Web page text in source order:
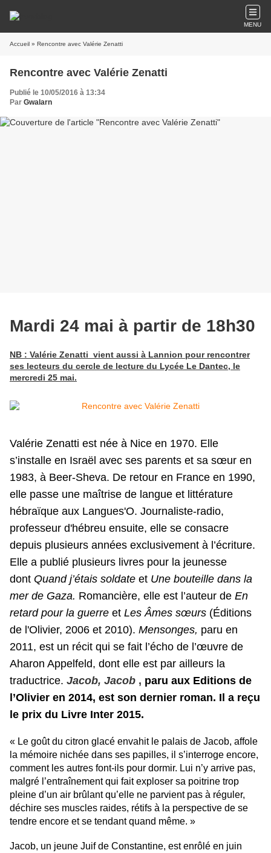
MENU
Accueil » Rencontre avec Valérie Zenatti
Rencontre avec Valérie Zenatti
Publié le 10/05/2016 à 13:34
Par Gwalarn
Mardi 24 mai à partir de 18h30
NB : Valérie Zenatti vient aussi à Lannion pour rencontrer
ses lecteurs du cercle de lecture du Lycée Le Dantec, le
mercredi 25 mai.
Valérie Zenatti est née à Nice en 1970. Elle
s’installe en Israël avec ses parents et sa sœur en
1983, à Beer-Sheva. De retour en France en 1990,
elle passe une maîtrise de langue et littérature
hébraïque aux Langues'O. Journaliste-radio,
professeur d'hébreu ensuite, elle se consacre
depuis plusieurs années exclusivement à l’écriture.
Elle a publié plusieurs livres pour la jeunesse
dont Quand j’étais soldate et Une bouteille dans la
mer de Gaza. Romancière, elle est l’auteur de En
retard pour la guerre et Les Âmes sœurs (Éditions
de l'Olivier, 2006 et 2010). Mensonges, paru en
2011, est un récit qui se fait l’écho de l’œuvre de
Aharon Appelfeld, dont elle est par ailleurs la
traductrice. Jacob, Jacob , paru aux Editions de
l’Olivier en 2014, est son dernier roman. Il a reçu
le prix du Livre Inter 2015.
« Le goût du citron glacé envahit le palais de Jacob, affole
la mémoire nichée dans ses papilles, il s’interroge encore,
comment les autres font-ils pour dormir. Lui n’y arrive pas,
malgré l’entraînement qui fait exploser sa poitrine trop
pleine d’un air brûlant qu’elle ne parvient pas à réguler,
déchire ses muscles raides, rétifs à la perspective de se
tendre encore et se tendant quand même. »
Jacob, un jeune Juif de Constantine, est enrôlé en juin